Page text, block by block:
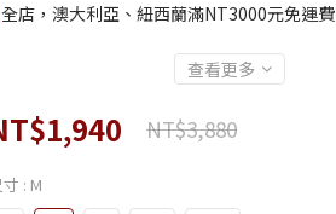
全店，澳大利亞、紐西蘭滿NT3000元免運費
查看更多
NT$3,880
: M